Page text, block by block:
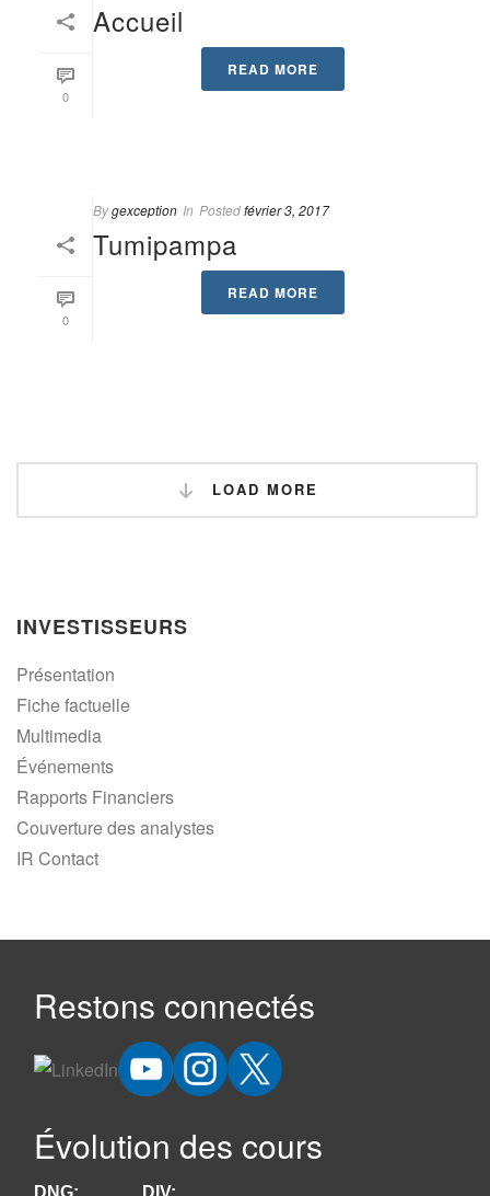
0
Accueil
READ MORE
0
Bygexception In Postedfévrier 3, 2017
Tumipampa
READ MORE
LOAD MORE
INVESTISSEURS
Présentation
Fiche factuelle
Multimedia
Événements
Rapports Financiers
Couverture des analystes
IR Contact
Restons connectés
Évolution des cours